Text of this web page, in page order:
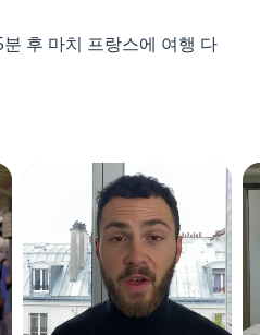
후 마치 프랑스에 여행 다